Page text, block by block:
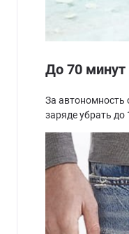
До 70 минут
За автономность
заряде убрать